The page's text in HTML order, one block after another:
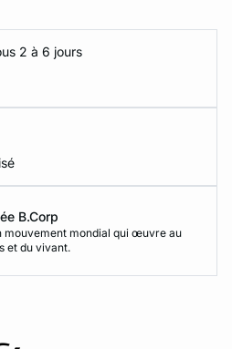
2 à 6 jours
B.Corp
mouvement mondial qui œuvre au
et du vivant.